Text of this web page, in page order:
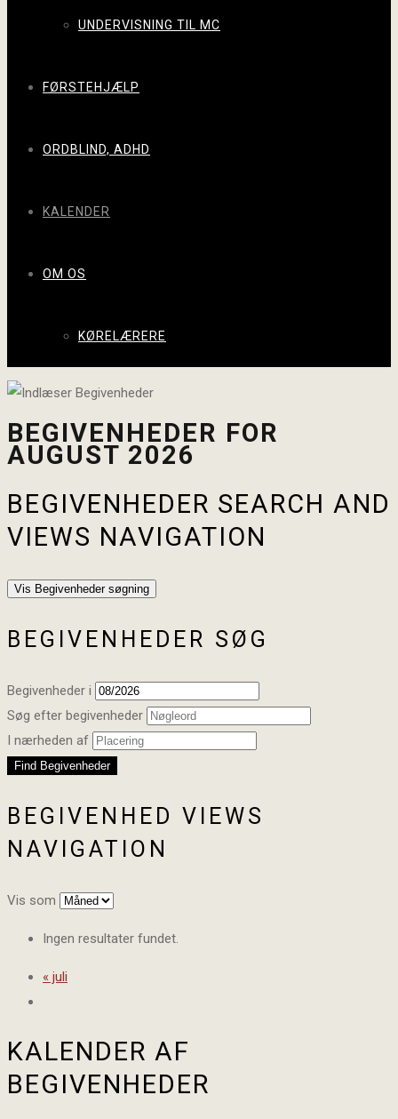
UNDERVISNING TIL MC
FØRSTEHJÆLP
ORDBLIND, ADHD
KALENDER
OM OS
KØRELÆRERE
BEGIVENHEDER FOR
AUGUST 2026
BEGIVENHEDER SEARCH AND
VIEWS NAVIGATION
Vis Begivenheder søgning
BEGIVENHEDER SØG
Begivenheder i
Søg efter begivenheder
I nærheden af
BEGIVENHED VIEWS
NAVIGATION
Vis som
Ingen resultater fundet.
« juli
KALENDER AF
BEGIVENHEDER